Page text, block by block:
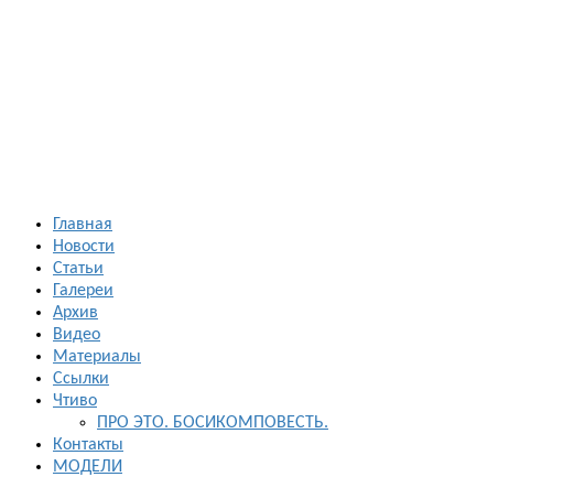
Главная
Новости
Статьи
Галереи
Архив
Видео
Материалы
Ссылки
Чтиво
ПРО ЭТО. БОСИКОМПОВЕСТЬ.
Контакты
МОДЕЛИ